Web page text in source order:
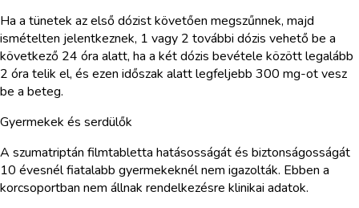
Ha a tünetek az első dózist követően megszűnnek, majd
ismételten jelentkeznek, 1 vagy 2 további dózis vehető be a
következő 24 óra alatt, ha a két dózis bevétele között legalább
2 óra telik el, és ezen időszak alatt legfeljebb 300 mg-ot vesz
be a beteg.
Gyermekek és serdülők
A szumatriptán filmtabletta hatásosságát és biztonságosságát
10 évesnél fiatalabb gyermekeknél nem igazolták. Ebben a
korcsoportban nem állnak rendelkezésre klinikai adatok.